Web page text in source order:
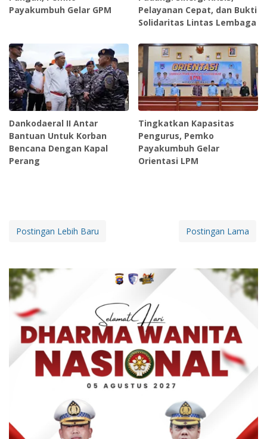
Payakumbuh Gelar GPM
Pelayanan Cepat, dan Bukti
Solidaritas Lintas Lembaga
Dankodaeral II Antar
Bantuan Untuk Korban
Bencana Dengan Kapal
Perang
Tingkatkan Kapasitas
Pengurus, Pemko
Payakumbuh Gelar
Orientasi LPM
Postingan Lebih Baru Postingan Lama